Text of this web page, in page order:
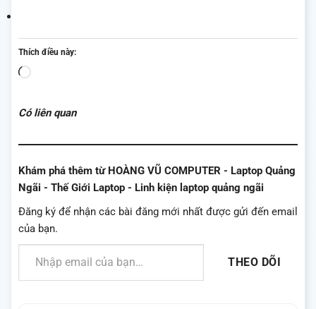
Thích điều này:
Có liên quan
Khám phá thêm từ HOÀNG VŨ COMPUTER - Laptop Quảng
Ngãi - Thế Giới Laptop - Linh kiện laptop quảng ngãi
Đăng ký để nhận các bài đăng mới nhất được gửi đến email
của bạn.
Nhập email của bạn…
THEO DÕI